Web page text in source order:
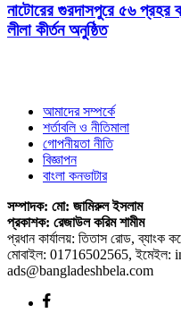
নাটোরের গুরদাসপুরে ৫৬ প্রহর
লীলা কীর্তন অনুষ্ঠিত
আমাদের সম্পর্কে
শর্তাবলি ও নীতিমালা
গোপনীয়তা নীতি
বিজ্ঞাপন
বাংলা কনভাটার
সম্পাদক: মো: জামিরুল ইসলাম
প্রকাশক: রেজাউল করিম শামীম
প্রধান কার্যালয়: তিতাস রোড, ব্যাংক
মোবাইল: 01716502565,
ads@bangladeshbela.com